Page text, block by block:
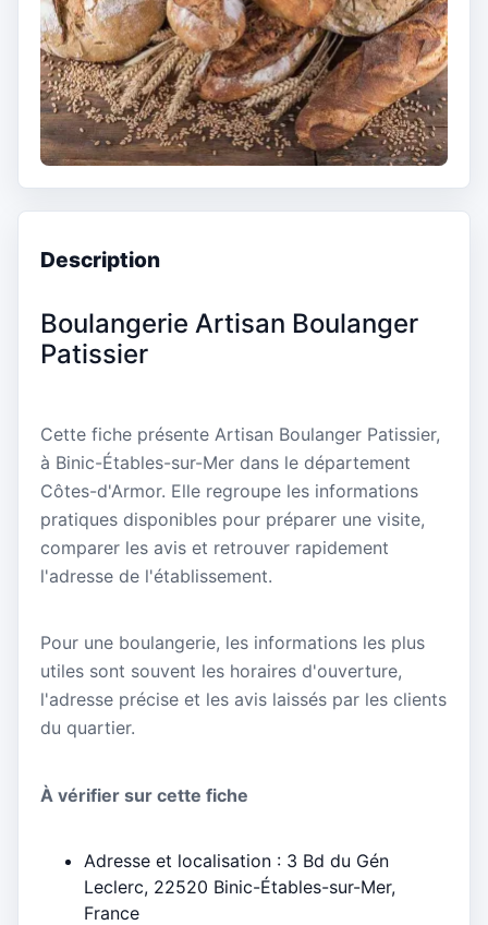
Description
Boulangerie Artisan Boulanger
Patissier
Cette fiche présente Artisan Boulanger Patissier,
à Binic-Étables-sur-Mer dans le département
Côtes-d'Armor. Elle regroupe les informations
pratiques disponibles pour préparer une visite,
comparer les avis et retrouver rapidement
l'adresse de l'établissement.
Pour une boulangerie, les informations les plus
utiles sont souvent les horaires d'ouverture,
l'adresse précise et les avis laissés par les clients
du quartier.
À vérifier sur cette fiche
Adresse et localisation : 3 Bd du Gén
Leclerc, 22520 Binic-Étables-sur-Mer,
France